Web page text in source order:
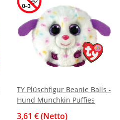
TY Plüschfigur Beanie Balls -
Hund Munchkin Puffies
3,61 € (Netto)